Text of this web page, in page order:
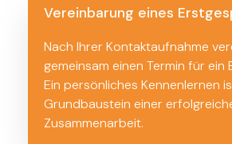
Vereinbarung eines
Nach Ihrer Kontaktaufnahme
gemeinsam einen Termin für ein
Ein persönliches Kennenlernen
Grundbaustein einer
Zusammenarbeit.